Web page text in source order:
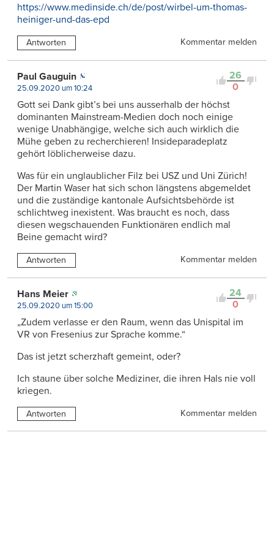
https://www.medinside.ch/de/post/wirbel-um-thomas-
heiniger-und-das-epd
Antworten Kommentar melden
26
0
Paul Gauguin
25.09.2020 um 10:24
Gott sei Dank gibt’s bei uns ausserhalb der höchst
dominanten Mainstream-Medien doch noch einige
wenige Unabhängige, welche sich auch wirklich die
Mühe geben zu recherchieren! Insideparadeplatz
gehört löblicherweise dazu.
Was für ein unglaublicher Filz bei USZ und Uni Zürich!
Der Martin Waser hat sich schon längstens abgemeldet
und die zuständige kantonale Aufsichtsbehörde ist
schlichtweg inexistent. Was braucht es noch, dass
diesen wegschauenden Funktionären endlich mal
Beine gemacht wird?
Antworten Kommentar melden
24
0
Hans Meier
25.09.2020 um 15:00
„Zudem verlasse er den Raum, wenn das Unispital im
VR von Fresenius zur Sprache komme.“
Das ist jetzt scherzhaft gemeint, oder?
Ich staune über solche Mediziner, die ihren Hals nie voll
kriegen.
Antworten Kommentar melden